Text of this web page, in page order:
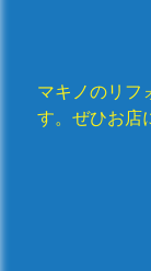
マキノのリフ
す。ぜひお店